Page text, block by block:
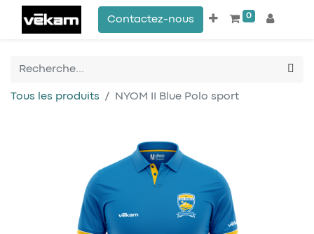
0
Contactez-nous
Tous les produits NYOM II Blue Polo sport